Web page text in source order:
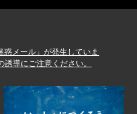
惑メール」が発生していま
導にご注意ください。